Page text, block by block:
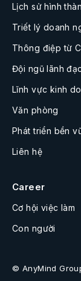
Lịch sử hình
Triết lý doanh
Thông điệp từ
Đội ngũ lãnh
Lĩnh vực kinh
Văn phòng
Phát triển bền
Liên hệ
Career
Cơ hội việc làm
Con người
© AnyMind